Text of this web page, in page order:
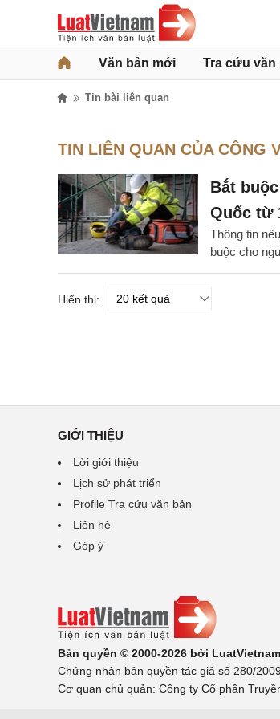
Văn bản mới Tra cứu văn
Tin bài liên quan
TIN LIÊN QUAN CỦA CÔNG
Bắt
Quốc từ
Thông tin
buộc cho
Hiển thị:
GIỚI THIỆU
Lời giới thiệu
Lịch sử phát triển
Profile Tra cứu văn bản
Liên hệ
Góp ý
Bản quyền © 2000-2026 bởi
Chứng nhận bản quyền tác giả số 280/
Cơ quan chủ quản: Công ty Cổ phần